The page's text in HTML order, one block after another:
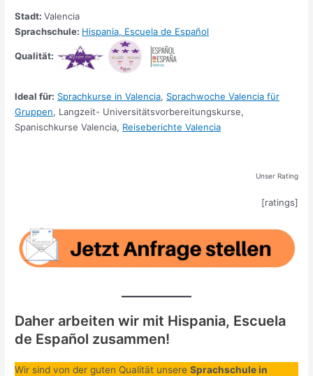
Stadt:Valencia
Sprachschule: Hispania, Escuela de Español
Qualität:
Ideal für: Sprachkurse in Valencia, Sprachwoche Valencia für
Gruppen, Langzeit- Universitätsvorbereitungskurse,
Spanischkurse Valencia, Reiseberichte Valencia
Unser Rating
[ratings]
Daher arbeiten wir mit Hispania, Escuela
de Español zusammen!
Wir sind von der guten Qualität unsereSprachschule in